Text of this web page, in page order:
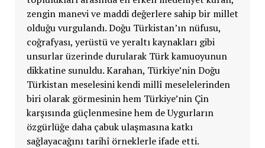
zengin manevi ve maddi değerlere sahip bir millet
olduğu vurgulandı. Doğu Türkistan’ın nüfusu,
coğrafyası, yerüstü ve yeraltı kaynakları gibi
unsurlar üzerinde durularak Türk kamuoyunun
dikkatine sunuldu. Karahan, Türkiye’nin Doğu
Türkistan meselesini kendi millî meselelerinden
biri olarak görmesinin hem Türkiye’nin Çin
karşısında güçlenmesine hem de Uygurların
özgürlüğe daha çabuk ulaşmasına katkı
sağlayacağını tarihî örneklerle ifade etti.